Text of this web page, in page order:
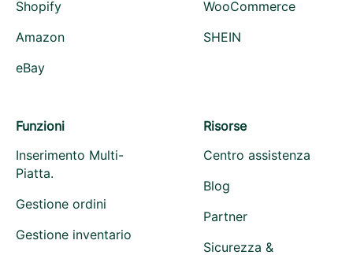
Shopify
WooCommerce
Amazon
SHEIN
eBay
Funzioni
Inserimento Multi-
Piatta.
Gestione ordini
Gestione inventario
Risorse
Centro assistenza
Blog
Partner
Sicurezza &